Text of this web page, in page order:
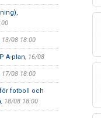
13/08 18:00
A-plan, 16/08
17/08 18:00
fotboll och
, 18/08 18:00